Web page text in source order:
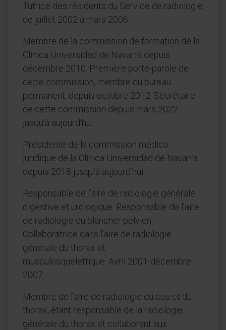
Tutrice des résidents du Service de radiologie
de juillet 2002 à mars 2006.
Membre de la commission de formation de la
Clínica Universidad de Navarra depuis
décembre 2010. Première porte-parole de
cette commission, membre du bureau
permanent, depuis octobre 2012. Secrétaire
de cette commission depuis mars 2022
jusqu’à aujourd’hui.
Présidente de la commission médico-
juridique de la Clínica Universidad de Navarra
depuis 2018 jusqu’à aujourd’hui.
Responsable de l’aire de radiologie générale
digestive et urologique. Responsable de l’aire
de radiologie du plancher pelvien.
Collaboratrice dans l’aire de radiologie
générale du thorax et
musculosquelettique. Avril 2001-décembre
2007.
Membre de l’aire de radiologie du cou et du
thorax, étant responsable de la radiologie
générale du thorax et collaborant aux